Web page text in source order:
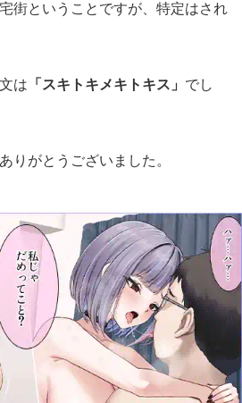
街ということですが、特定はされ
は 「スキトキメキトキス」 でし
りがとうございました。